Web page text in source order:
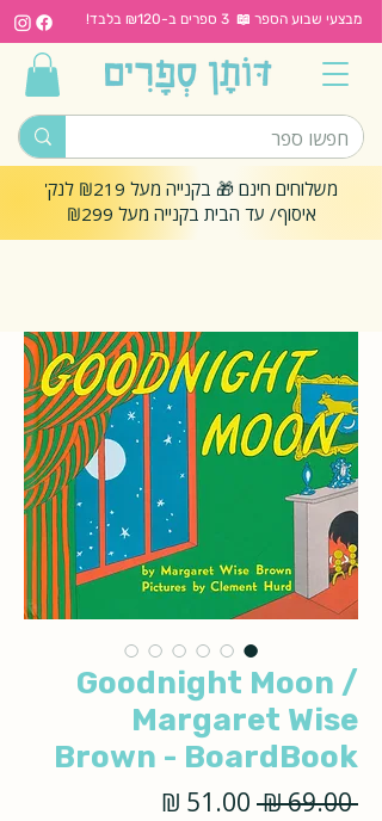
מבצעי שבוע הספר 📖 3 ספרים ב-₪120 בלבד!
משלוחים חינם 🎁 בקנייה מעל ₪219 לנק'
איסוף/ עד הבית בקנייה מעל ₪299
Goodnight Moon /
Margaret Wise
Brown - BoardBook
‏69.00 ‏₪
מחיר